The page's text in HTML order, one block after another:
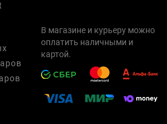
В магазине и курьеру можно
оплатить наличными и
картой.